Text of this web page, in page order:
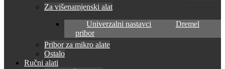
Za višenamjenski alat
Univerzalni nastavci
Dremel
pribor
Pribor za mikro alate
Ostalo
Ručni alati